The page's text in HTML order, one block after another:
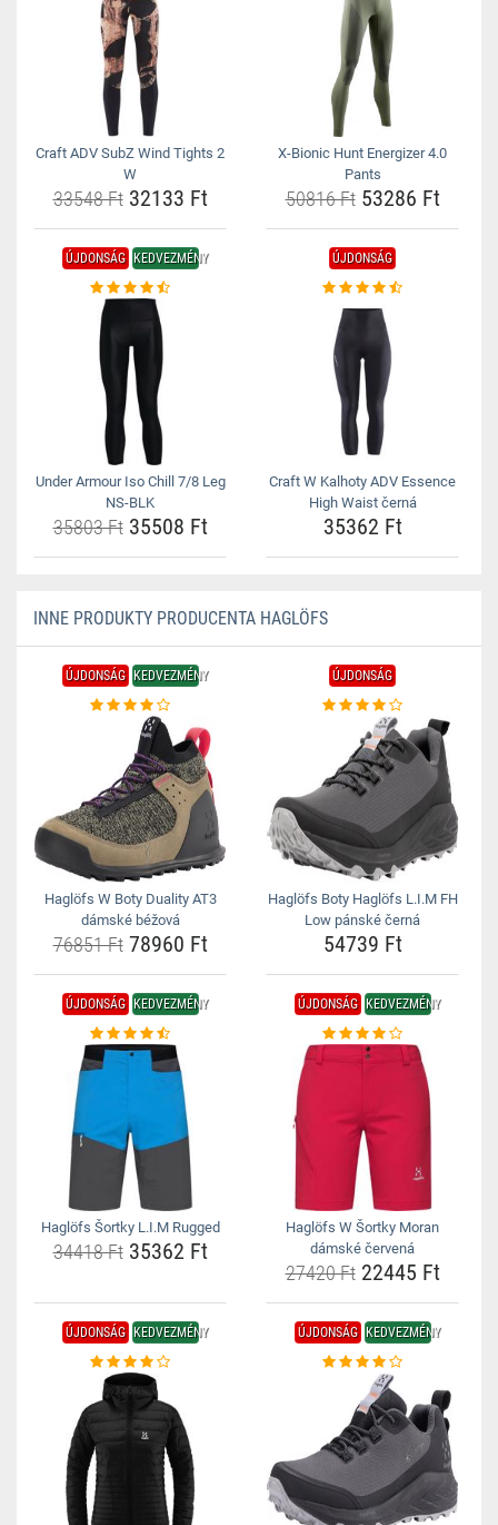
Craft ADV SubZ Wind Tights 2
W
33548 Ft32133 Ft
X-Bionic Hunt Energizer 4.0
Pants
50816 Ft53286 Ft
ÚJDONSÁG KEDVEZMÉNY
Under Armour Iso Chill 7/8 Leg
NS-BLK
35803 Ft35508 Ft
ÚJDONSÁG
Craft W Kalhoty ADV Essence
High Waist černá
35362 Ft
INNE PRODUKTY PRODUCENTA HAGLÖFS
ÚJDONSÁG KEDVEZMÉNY
Haglöfs W Boty Duality AT3
dámské béžová
76851 Ft78960 Ft
ÚJDONSÁG
Haglöfs Boty Haglöfs L.I.M FH
Low pánské černá
54739 Ft
ÚJDONSÁG KEDVEZMÉNY
Haglöfs Šortky L.I.M Rugged
34418 Ft35362 Ft
ÚJDONSÁG KEDVEZMÉNY
Haglöfs W Šortky Moran
dámské červená
27420 Ft22445 Ft
ÚJDONSÁG KEDVEZMÉNY ÚJDONSÁG KEDVEZMÉNY